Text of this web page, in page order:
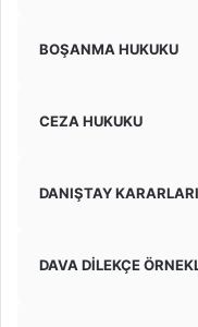
BOŞANMA HUKUKU
CEZA HUKUKU
DANIŞTAY KARARLARI
DAVA DİLEKÇE